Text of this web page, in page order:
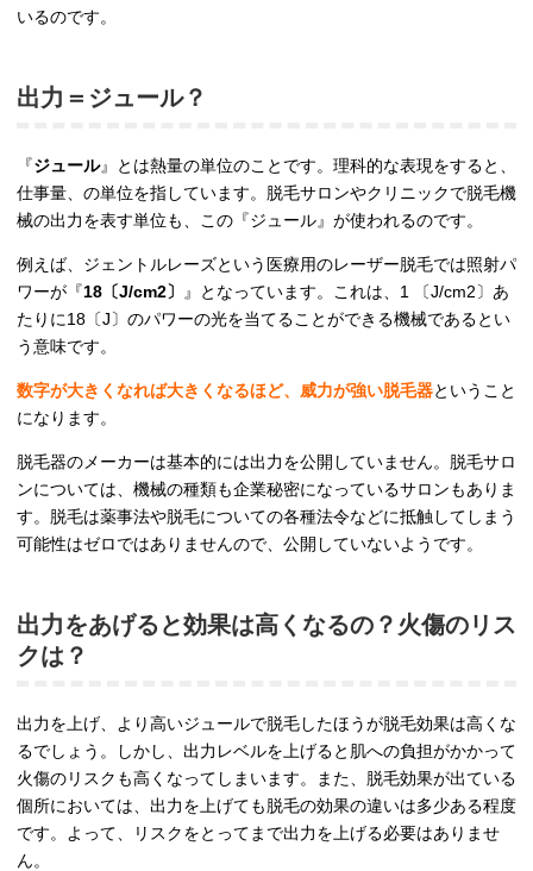
いるのです。
出力＝ジュール？
『ジュール』とは熱量の単位のことです。理科的な表現をすると、
仕事量、の単位を指しています。脱毛サロンやクリニックで脱毛機
械の出力を表す単位も、この『ジュール』が使われるのです。
例えば、ジェントルレーズという医療用のレーザー脱毛では照射パ
ワーが『18〔J/cm2〕
』となっています。これは、1 〔J/cm2〕あ
たりに18〔J〕のパワーの光を当てることができる機械であるとい
う意味です。
数字が大きくなれば大きくなるほど、威力が強い脱毛器ということ
になります。
脱毛器のメーカーは基本的には出力を公開していません。脱毛サロ
ンについては、機械の種類も企業秘密になっているサロンもありま
す。脱毛は薬事法や脱毛についての各種法令などに抵触してしまう
可能性はゼロではありませんので、公開していないようです。
出力をあげると効果は高くなるの？火傷のリス
クは？
出力を上げ、より高いジュールで脱毛したほうが脱毛効果は高くな
るでしょう。しかし、出力レベルを上げると肌への負担がかかって
火傷のリスクも高くなってしまいます。また、脱毛効果が出ている
個所においては、出力を上げても脱毛の効果の違いは多少ある程度
です。よって、リスクをとってまで出力を上げる必要はありませ
ん。